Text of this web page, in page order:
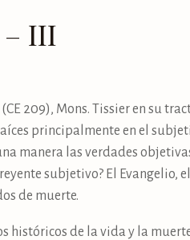
III
209), Mons. Tissier en su
principalmente en el
manera las verdades
subjetivo? El Evangelio,
de muerte.
históricos de la vida y la